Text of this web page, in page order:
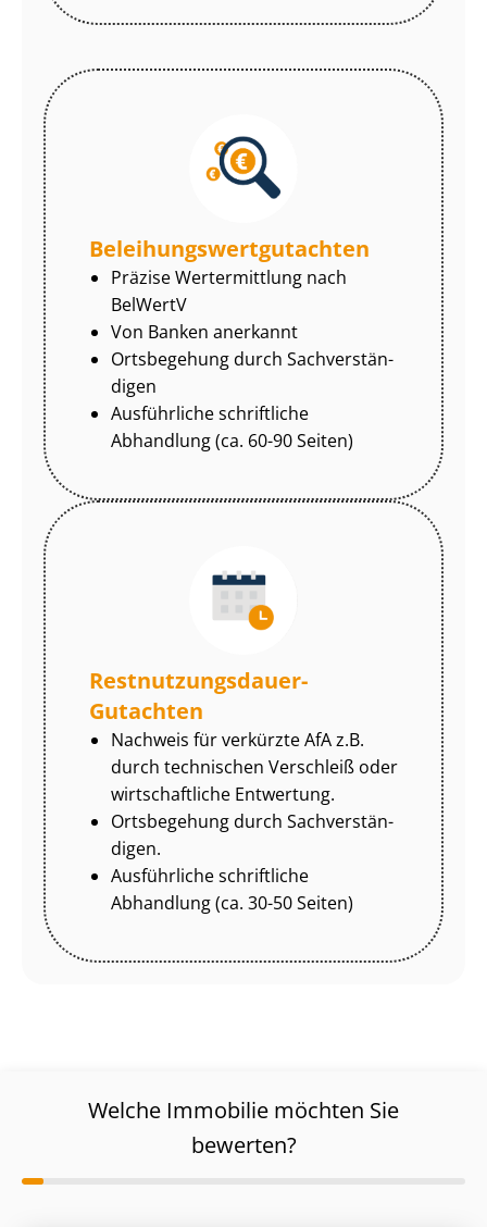
Be­lei­hungs­wert­gut­ach­ten
Präzise Wertermittlung nach
BelWertV
Von Banken anerkannt
Ortsbegehung durch Sach­ver­stän­
di­gen
Ausführliche schriftliche
Abhandlung (ca. 60-90 Seiten)
Rest­nut­zungs­dau­er-
Gutachten
Nachweis für verkürzte AfA z.B.
durch technischen Verschleiß oder
wirtschaftliche Entwertung.
Ortsbegehung durch Sach­ver­stän­
di­gen.
Ausführliche schriftliche
Abhandlung (ca. 30-50 Seiten)
Welche Immobilie möchten Sie
bewerten?